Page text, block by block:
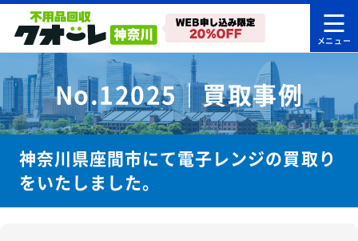
No.12025｜買取事例
神奈川県座間市にて電子レンジの買取り
をいたしました。